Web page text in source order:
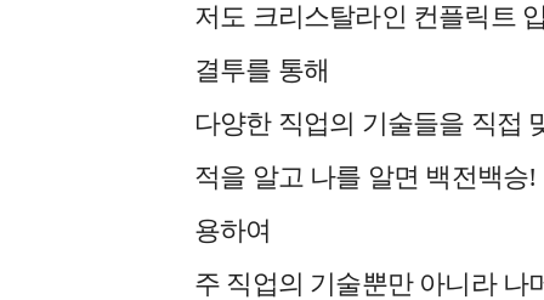
저도 크리스탈라인 컨플릭트
결투를 통해
다양한 직업의 기술들을 직접
적을 알고 나를 알면 백전백승
용하여
주 직업의 기술뿐만 아니라 나